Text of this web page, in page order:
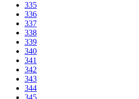
335
336
337
338
339
340
341
342
343
344
345